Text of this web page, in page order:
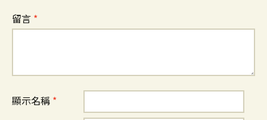
留言 *
顯示名稱 *